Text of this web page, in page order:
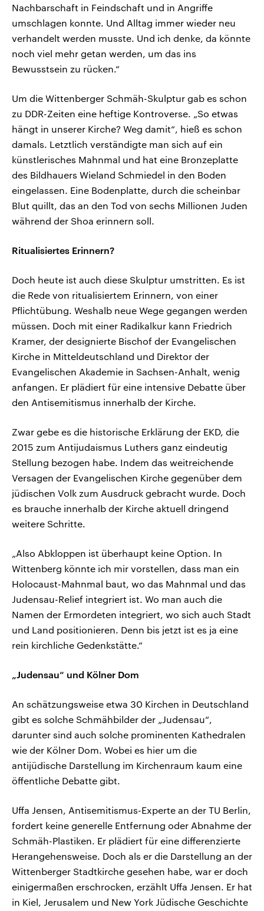
Nachbarschaft in Feindschaft und in Angriffe
umschlagen konnte. Und Alltag immer wieder neu
verhandelt werden musste. Und ich denke, da könnte
noch viel mehr getan werden, um das ins
Bewusstsein zu rücken.“
Um die Wittenberger Schmäh-Skulptur gab es schon
zu DDR-Zeiten eine heftige Kontroverse. „So etwas
hängt in unserer Kirche? Weg damit“, hieß es schon
damals. Letztlich verständigte man sich auf ein
künstlerisches Mahnmal und hat eine Bronzeplatte
des Bildhauers Wieland Schmiedel in den Boden
eingelassen. Eine Bodenplatte, durch die scheinbar
Blut quillt, das an den Tod von sechs Millionen Juden
während der Shoa erinnern soll.
Ritualisiertes Erinnern?
Doch heute ist auch diese Skulptur umstritten. Es ist
die Rede von ritualisiertem Erinnern, von einer
Pflichtübung. Weshalb neue Wege gegangen werden
müssen. Doch mit einer Radikalkur kann Friedrich
Kramer, der designierte Bischof der Evangelischen
Kirche in Mitteldeutschland und Direktor der
Evangelischen Akademie in Sachsen-Anhalt, wenig
anfangen. Er plädiert für eine intensive Debatte über
den Antisemitismus innerhalb der Kirche.
Zwar gebe es die historische Erklärung der EKD, die
2015 zum Antijudaismus Luthers ganz eindeutig
Stellung bezogen habe. Indem das weitreichende
Versagen der Evangelischen Kirche gegenüber dem
jüdischen Volk zum Ausdruck gebracht wurde. Doch
es brauche innerhalb der Kirche aktuell dringend
weitere Schritte.
„Also Abkloppen ist überhaupt keine Option. In
Wittenberg könnte ich mir vorstellen, dass man ein
Holocaust-Mahnmal baut, wo das Mahnmal und das
Judensau-Relief integriert ist. Wo man auch die
Namen der Ermordeten integriert, wo sich auch Stadt
und Land positionieren. Denn bis jetzt ist es ja eine
rein kirchliche Gedenkstätte.“
„Judensau“ und Kölner Dom
An schätzungsweise etwa 30 Kirchen in Deutschland
gibt es solche Schmähbilder der „Judensau“,
darunter sind auch solche prominenten Kathedralen
wie der Kölner Dom. Wobei es hier um die
antijüdische Darstellung im Kirchenraum kaum eine
öffentliche Debatte gibt.
Uffa Jensen, Antisemitismus-Experte an der TU Berlin,
fordert keine generelle Entfernung oder Abnahme der
Schmäh-Plastiken. Er plädiert für eine differenzierte
Herangehensweise. Doch als er die Darstellung an der
Wittenberger Stadtkirche gesehen habe, war er doch
einigermaßen erschrocken, erzählt Uffa Jensen. Er hat
in Kiel, Jerusalem und New York Jüdische Geschichte